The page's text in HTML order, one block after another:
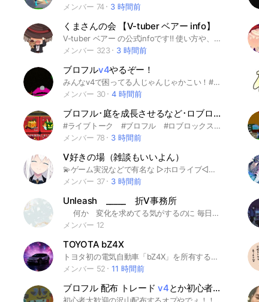
メンバー 74
3 時間前
くまさんの会 【V-tuber ベアー info】
V-tuber ベアー の公式infoです‼️ 使い方や、ルールの記載ございます。 追加された方は必ずご一読下さい。 【発信内容】 1.配信のスケジュール📢 2.動画投稿のお知らせ📢 3.グッズ、LIVE等のお知らせ📢 4.その他の告知やお知らせ等… 【オープンチャットでのルール💬】 【OK🙆‍♀️】 1.主からの発信に対しての皆様の反応コメント。 (例)了解、把握、🫡など… 2.(主への)推し活をする際での質問やリスナー同士でのオープンチャットでの会話💬 ※メンションはNG。不特定多数の方々への質問はOK。 【NG行為🙅‍♀️】 1.個人情報を聞き出す等の行為。 2.メンションを付けて個人同士での会話。 3.主の話題に関係ない話題の発言。 4.オープンチャット内の内容を外部へ漏洩する行為。 5.誹謗中傷や第三者へのなりすまし。荒らし行為等…。 以上の行為を発見しましたら強制退出となりますのでご注意下さい。 また上記の内容以外でも当オープンチャットをお使い頂いてる方々が不快になるような行為を見かけたら際も強制退出となりますので 発言や行動には充分にお気をつけ下さい。 【その他】 上記の内容は現段階での内容やルールです‼️ 今後内容やルールの一部変更や追加などもございます。 当オープンチャットに参加されてる皆様が 安心、安全にお使い頂けるよう皆様ご理解、ご協力の程宜しくお願い致します🤲
メンバー 323
3 時間前
ブロフルv4やるぞー！
みんなv4で困ってる人じゃんじゃかこい！#ブロックスフルーツv4お助け
メンバー 30
4 時間前
ブロフル･庭を成長させるなど･ロブロ･雑談手伝い・トレード・
#ライブトーク #ブロフル #ロブロックス #初心者 #上級者 #レイド #配布 #v4 #リヴァイアサン#TTD#トイタワ#リヴァ#手伝い
メンバー 78
3 時間前
V好きの場（雑談もいいよん）
💫ゲーム実況などで有名な ▷ホロライブ◁を大好きの人が運営するオプチャ💫 🌽V好きなら誰でも歓迎です！ 気軽に入ってきてください！ たくさんお話しましょ🌽 🐏まだまだ参加募集中🐏 《承認制で運営しております》 ※承認には時間のかかる場合もありますが何卒… ⚔VTuberが好きな人から興味がある人、VTuber関連なら誰でも大歓迎です！⚔ あなたの参加をお待ちしてます！ ※通知多いです #ホロライブ#にじさんじ #VTuber#ホロライブ #ほろらいぶ #hololive #Vtuber #virtualyoutuber #ファングループ #ファンOC #ホロライブファン #ホロライブOC #ホロライブEN #EN #ホロライブID #ID #hololiveEN #hololiveID #0期生 #1期生 #2期生 #3期生 #4期生 #5期生 #ゲーマーズ # #ホロライブ#ホロスターズ #イノナカミュージック #ホロライブインドネシア #ホロライブEnglish #ときのそら #あんきも #そらとも #AZKi #開拓者 #ロボ子さん #ろぼさー #さくらみこ #みこち #白上フブキ #フブキング #すこん部 #夏色まつり #まつりす #夜空メル #かぷ民 #赤井はあと #はあちゃま #はあとん #アキ・ローゼンタール #アキロゼ #ロゼ隊 #湊あくあ #あくたん #あくあクルー #癒月ちょこ #ちょこ先生 #ちょこめいと #百鬼あやめ #余 #百鬼組 #紫咲シオン #塩っ子 #大空スバル #すばぅ#スバ友 #大神ミオ #ミオしゃ#みおーんファミリー #ミオファ #猫又おかゆ #おかゆん #おにぎりゃー #戌神ころね #ころさん #ころねスキー#おかころ #不知火フレア #エルフレンド #白銀ノエル #団長 #白銀聖騎士団 #宝鐘マリン #船長 #宝鐘の一味#宝鐘海賊団 #兎田ぺこら #ぺこーら #野うさぎ #潤羽るしあ #るしゃ #るーちゃん #ふぁんでっど #星街すいせい #すいちゃん #星詠み #天音かなた #へい民 #桐生ココ #たつのこ #角巻わため #わためいと #常闇トワ #常闇眷属 #姫森ルーナ #ルーナイト #雪花ラミィ#雪民 #桃鈴ねね #ねっ子 #獅白ぼたん #ぼ担 #尾丸ポルカ #おまる座
メンバー 37
3 時間前
Unleash _____ 折V事務所
 ︎︎ 何か 変化を求めてる気がするのに 毎日暇を潰しているだけで 時間は勝手に過ぎていって 。 ______ ん 、ねむ … 。 何もしてないと 体が疲れやすいな … ん … なんだろ このサイト … 『新女性VTuber事務所設立！』 世界中のファンを熱狂させよう ____ … 見つけちゃったかも 、 楽しいこと 。 ﹏﹏﹏﹏﹏﹏﹏﹏﹏﹏﹏﹏﹏﹏﹏﹏﹏﹏ 🃏 1期生 突如として現れた謎の怪盗集団 。 それぞれが トランプのマークを名乗り 、 キングにより 統率されている 。 何でも盗む というその目的は 、 「 世界を変える事 」 ただ1つ 。 🚬 2期生 裏の世界に住む極惡人と呼ばれる 者たち 。 彼女らは 残瘧な性格ではないのだが … 世界に 、運命に 退屈な日々に 反逆すべく 活動をするようだ 。 🪽 3期生 増えすぎた人間たちの 信仰対象を統一する 為に 地上に降りてきた 神 。 歌やゲームなどを 用いていると 段々と 人間に 興味が出てきているようだ 。 🎺 4期生 大きな悩みを抱えたロバたちは 楽隊を 目指すための長い旅路の途中 。 見つけた家にいた 惡者を 倒した ロバたちは そこを気に入り 、 ブレーメンには行かずに 、 その家から 配信をするようだ 。 🪄 5期生 伝説の戦士である 魔法少女として みんなを癒すために 配信を始めた 。 上手くいかないことばかりだが 、 みんなのため 持ち前の ガッツで 困難を 乗り越えて 行っている 。 🕸 6期生 伝説の戦士を 追ってこの世界に来た 悪役と 呼ばれる 者たち 。 どうにかしてでも 魔法少女達より 人気に なりたい様だ 。 🍽️ 7期生 和食や中華 、闇鍋などの料理 。 影響力の強い VTuber界隈に 乗り込み 、 自分の良さを 知らしめようと している 。 #架空VTuber事務所 #架空VTuber也 #折也 #オリキャラ #折VTuber也 #折VTuber事務所 #折V事務所 #折V也 #架空VTuber事務所也 #V事務所也 #折伽羅
メンバー 12
TOYOTA bZ4X
トヨタ初の電気自動車「bZ4X」を所有するオーナーたちのチャットルームです😊 ※購入前の方もお気軽にどうぞ〜♪ ※ 名前@車種 グレード 納車予定月となるような名前でご参加ください！ 例1) マーク@ノーマルFWD Z 7月納車 例2) 太郎@ツーリング4WD Z 納車済 例3) 花子@購入検討中 雑談、困りごとや相談、情報共有などなど皆で仲良く盛り上がっていきましょう🚗 #bZ4X #TOYOTA #トヨタ #EV #BEV #電気自動車 #SUV #補助金 #V2H ※最低限のネチケットをもっての参加よろしくお願いいたします。 守れない場合は強制退会していただく場合がございます。
メンバー 52
11 時間前
ブロフル 配布 トレードv4とか初心者大歓迎！！！